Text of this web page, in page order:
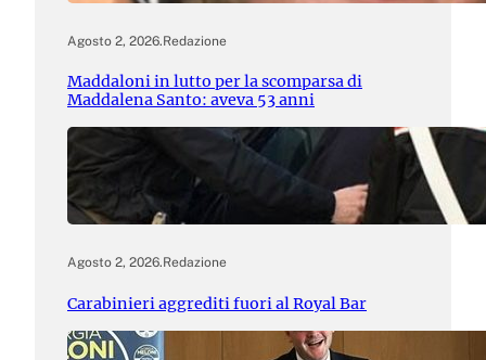
Agosto 2, 2026.Redazione
Maddaloni in lutto per la scomparsa di
Maddalena Santo: aveva 53 anni
Agosto 2, 2026.Redazione
Carabinieri aggrediti fuori al Royal Bar